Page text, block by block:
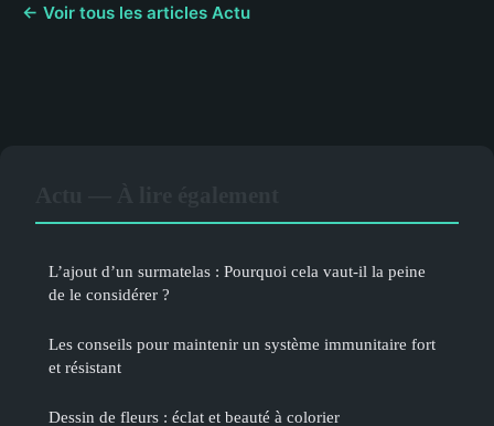
← Voir tous les articles Actu
L’ajout d’un surmatelas : Pourquoi cela vaut-il la peine
de le considérer ?
Les conseils pour maintenir un système immunitaire fort
et résistant
Dessin de fleurs : éclat et beauté à colorier